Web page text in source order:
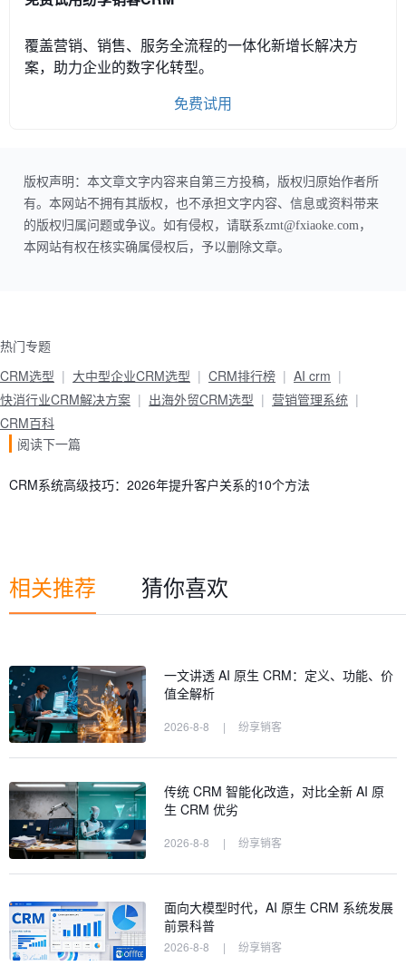
覆盖营销、销售、服务全流程的一体化新增长解决方
案，助力企业的数字化转型。
免费试用
版权声明：本文章文字内容来自第三方投稿，版权归原始作者所
有。本网站不拥有其版权，也不承担文字内容、信息或资料带来
的版权归属问题或争议。如有侵权，请联系zmt@fxiaoke.com，
本网站有权在核实确属侵权后，予以删除文章。
热门专题
CRM选型
大中型企业CRM选型 CRM排行榜
AI crm
快消行业CRM解决方案
出海外贸CRM选型
营销管理系统
CRM百科
阅读下一篇
CRM系统高级技巧：2026年提升客户关系的10个方法
相关推荐 猜你喜欢
一文讲透 AI 原生 CRM：定义、功能、价
值全解析
2026-8-8 | 纷享销客
传统 CRM 智能化改造，对比全新 AI 原
生 CRM 优劣
2026-8-8 | 纷享销客
面向大模型时代，AI 原生 CRM 系统发展
前景科普
2026-8-8 | 纷享销客